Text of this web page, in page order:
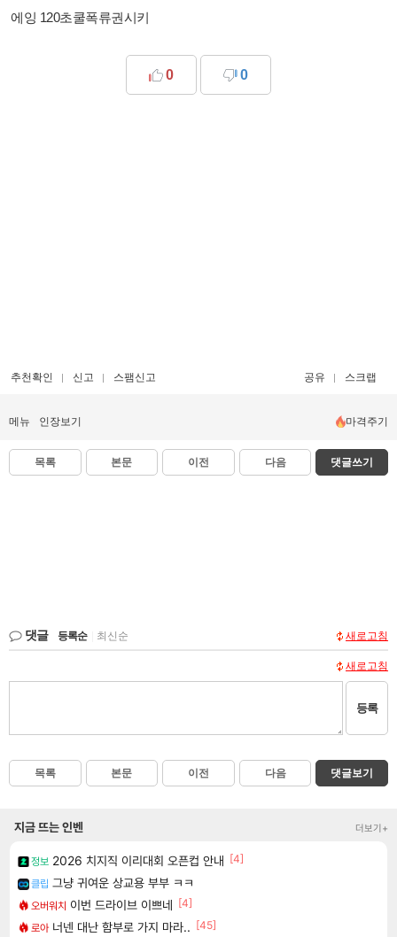
에잉 120초쿨폭류권시키
0 0
추천확인 신고 스팸신고 공유 스크랩
메뉴 인장보기 마격주기
목록 본문 이전 다음 댓글쓰기
댓글 등록순 최신순 새로고침
새로고침
등록
목록 본문 이전 다음 댓글보기
지금 뜨는 인벤 더보기+
정보 2026 치지직 이리대회 오픈컵 안내 [4]
클립 그냥 귀여운 상교용 부부 ㅋㅋ
오버워치 이번 드라이브 이쁘네 [4]
로아 너넨 대난 함부로 가지 마라.. [45]